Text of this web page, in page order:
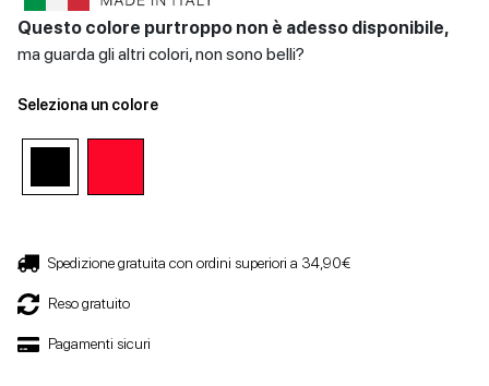
IT EN DE FR ES
Questo colore purtroppo non è adesso disponibile,
ma guarda gli altri colori, non sono belli?
Seleziona un colore
Spedizione gratuita con ordini superiori a 34,90€
Reso gratuito
Pagamenti sicuri